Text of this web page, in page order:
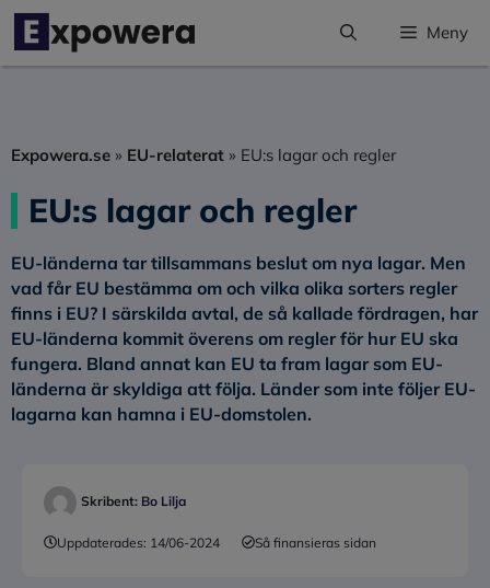
Hoppa
innehåll
Meny
Expowera.se » EU-relaterat » EU:s lagar och regler
EU:s lagar och regler
EU-länderna tar tillsammans beslut om nya lagar. Men
vad får EU bestämma om och vilka olika sorters regler
finns i EU? I särskilda avtal, de så kallade fördragen, har
EU-länderna kommit överens om regler för hur EU ska
fungera. Bland annat kan EU ta fram lagar som EU-
länderna är skyldiga att följa. Länder som inte följer EU-
lagarna kan hamna i EU-domstolen.
Skribent: Bo Lilja
Uppdaterades: 14/06-2024 Så finansieras sidan